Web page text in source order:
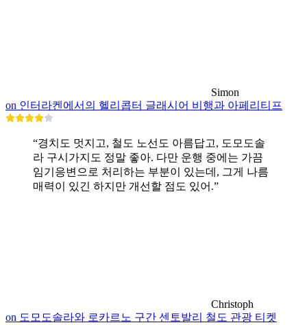
Simon
on 인터라켄에서의 헬리콥터 글래시어 비행과 아페리티프
“경치도 멋지고, 철도 노선도 아름답고, 도모도솔
라 구시가지도 정말 좋아. 다만 운행 중에는 가끔
임기응변으로 처리하는 부분이 있는데, 그게 나름
매력이 있긴 하지만 개선할 점도 있어.”
Christoph
on 도모도솔라와 로카르노 구간 센토발리 철도 관광 티켓